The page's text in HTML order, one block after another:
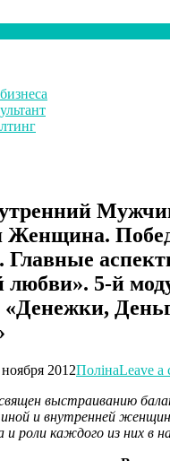
Женщина.
Главные
любви». 5-й
2012ПолінаLeave a
выстраиванию
и внутренней
и роли каждого из них в